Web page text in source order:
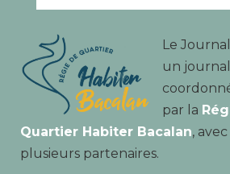
Le
un
par la
Quartier Habiter Bacalan,
plusieurs partenaires.